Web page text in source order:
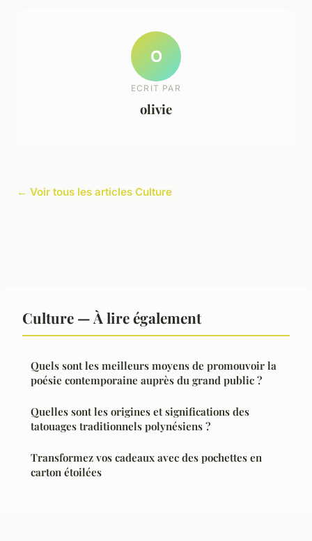
O
ECRIT PAR
olivie
← Voir tous les articles Culture
Culture — À lire également
Quels sont les meilleurs moyens de promouvoir la
poésie contemporaine auprès du grand public ?
Quelles sont les origines et significations des
tatouages traditionnels polynésiens ?
Transformez vos cadeaux avec des pochettes en
carton étoilées